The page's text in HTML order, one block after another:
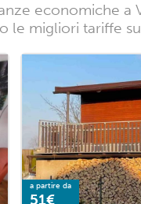
economiche
le migliori tariffe
a partire da
51€